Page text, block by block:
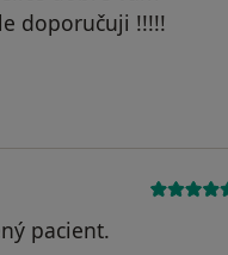
doporučuji !!!!!
pacient.